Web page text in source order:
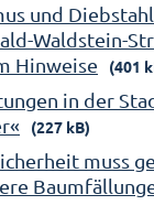
und
Waldstein-
Hinweise
(401
in der
(227 kB)
muss